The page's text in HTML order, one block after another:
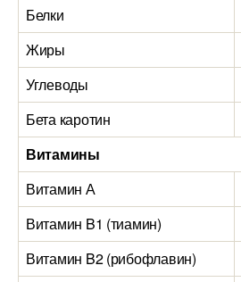
Белки
Жиры
Углеводы
Бета каротин
Витамины
Витамин А
Витамин B1 (тиамин)
Витамин B2 (рибофлавин)